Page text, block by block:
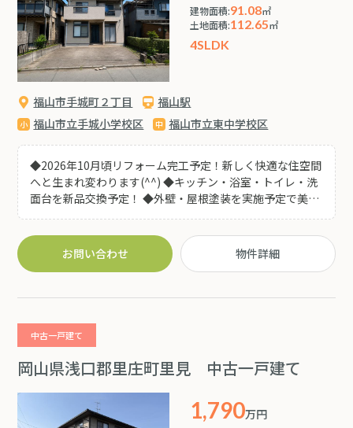
建物面積:91.08㎡
土地面積:112.65㎡
4SLDK
福山市手城町２丁目
福山駅
福山市立手城小学校区
福山市立東中学校区
◆2026年10月頃リフォーム完工予定！新しく快適な住空間
へと生まれ変わります(^^) ◆キッチン・浴室・トイレ・洗
面台を新品交換予定！ ◆外壁・屋根塗装を実施予定で美し
潔感のある室内へ♪ ◆建具交換・網戸張替え・室内クリー
ニング・白蟻点検も実施予定！安心してお住まいいただけ
たり良好♪独立した和室があり客間や家族のくつろぎスペ
でのアクセス良好♪ニトリ福山店・ユニクロ福山明神店を
はじめ、スーパー・飲食店・医療施設・書店など、毎日の
暮らしを支える施設が充実した便利な住環境です♪
お問い合わせ 物件詳細
中古一戸建て
岡山県浅口郡里庄町里見 中古一戸建て
1,790万円